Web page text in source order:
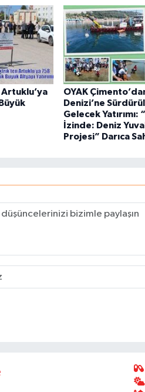
OYAK
Denizi’ne
Gelecek Yatırımı:
İzinde: Deniz
Projesi” Darıca